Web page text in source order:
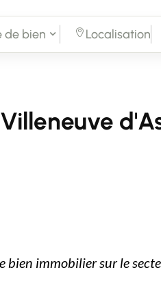
de bien Localisation
immobilier sur le